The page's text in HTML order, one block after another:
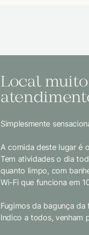
Local
Simplesmente
A comida deste lugar é
Tem atividades o dia
quanto limpo, com
Wi-Fi que funciona em
Fugimos da bagunça
Indico a todos, venham